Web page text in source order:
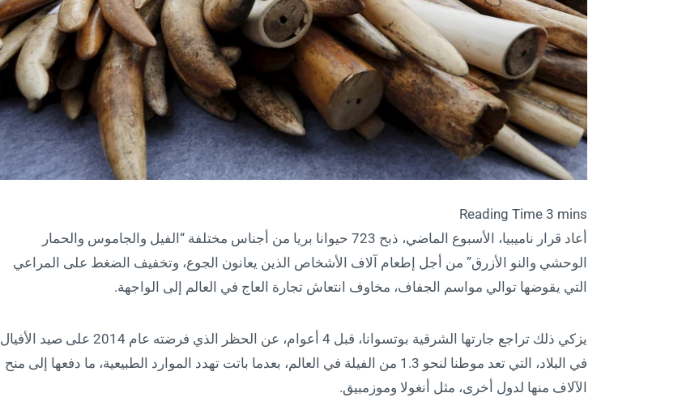
أعاد قرار ناميبيا، الأسبوع الماضي، ذبح 723 حيوانا بريا من أجناس مختلفة “الفيل والجاموس والحمار
الوحشي والنو الأزرق” من أجل إطعام آلاف الأشخاص الذين يعانون الجوع، وتخفيف الضغط على المراعي
التي يقوضها توالي مواسم الجفاف، مخاوف انتعاش تجارة العاج في العالم إلى الواجهة.
يزكي ذلك تراجع جارتها الشرقية بوتسوانا، قبل 4 أعوام، عن الحظر الذي فرضته عام 2014 على صيد الأفيال
في البلاد، التي تعد موطنا لنحو 1.3 من الفيلة في العالم، بعدما باتت تهدد الموارد الطبيعية، ما دفعها إلى منح
الآلاف منها لدول أخرى، مثل أنغولا وموزمبيق.